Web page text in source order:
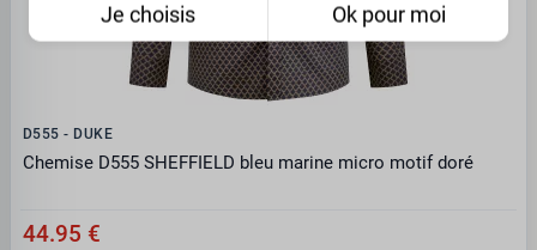
D555 - DUKE
Chemise D555 SHEFFIELD bleu marine micro motif doré
44.95 €
Je choisis Ok pour moi